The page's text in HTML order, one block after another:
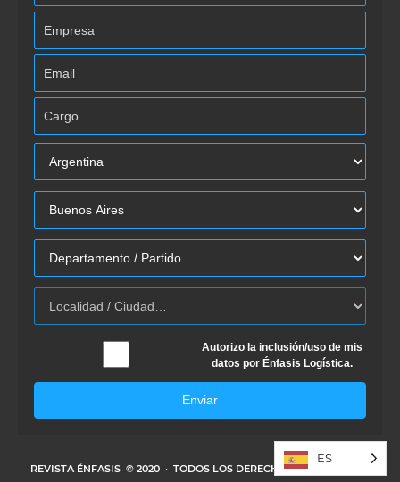
Autorizo la inclusión/uso de mis
datos por Énfasis Logística.
Enviar
REVISTA ÉNFASIS © 2020 · TODOS LOS DERECHOS RESERVADOS
ES